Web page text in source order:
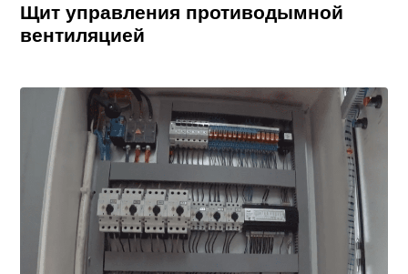
Щит управления противодымной
вентиляцией